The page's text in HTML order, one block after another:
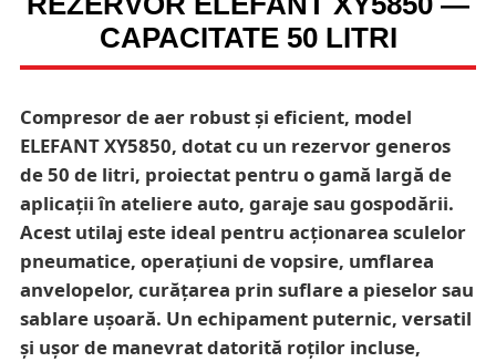
CAPACITATE 50 LITRI
Compresor de aer robust și eficient, model
ELEFANT XY5850, dotat cu un rezervor generos
de 50 de litri, proiectat pentru o gamă largă de
aplicații în ateliere auto, garaje sau gospodării.
Acest utilaj este ideal pentru acționarea sculelor
pneumatice, operațiuni de vopsire, umflarea
anvelopelor, curățarea prin suflare a pieselor sau
sablare ușoară. Un echipament puternic, versatil
și ușor de manevrat datorită roților incluse,